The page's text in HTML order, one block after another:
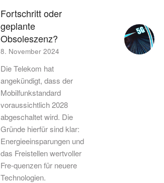
Fortschritt oder
geplante
Obsoleszenz?
8. November 2024
Die Telekom hat
angekündigt, dass der
Mobilfunkstandard
voraussichtlich 2028
abgeschaltet wird. Die
Gründe hierfür sind klar:
Energieeinsparungen und
das Freistellen wertvoller
Fre-quenzen für neuere
Technologien.